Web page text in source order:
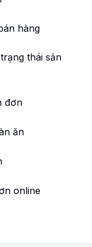
hàng
thái sản
đơn
ăn
online